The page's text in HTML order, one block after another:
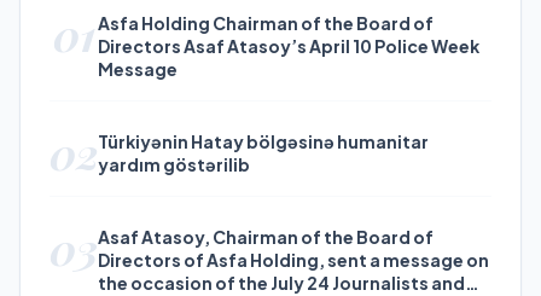
01Asfa Holding Chairman of the Board of
Directors Asaf Atasoy’s April 10 Police Week
Message
02Türkiyənin Hatay bölgəsinə humanitar
yardım göstərilib
03Asaf Atasoy, Chairman of the Board of
Directors of Asfa Holding, sent a message on
the occasion of the July 24 Journalists and